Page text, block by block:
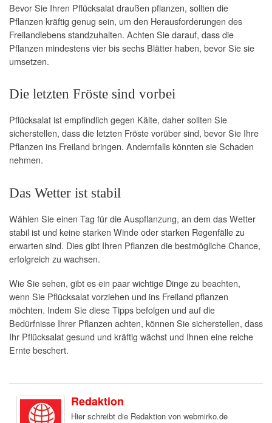
Bevor Sie Ihren Pflücksalat draußen pflanzen, sollten die
Pflanzen kräftig genug sein, um den Herausforderungen des
Freilandlebens standzuhalten. Achten Sie darauf, dass die
Pflanzen mindestens vier bis sechs Blätter haben, bevor Sie sie
umsetzen.
Die letzten Fröste sind vorbei
Pflücksalat ist empfindlich gegen Kälte, daher sollten Sie
sicherstellen, dass die letzten Fröste vorüber sind, bevor Sie Ihre
Pflanzen ins Freiland bringen. Andernfalls könnten sie Schaden
nehmen.
Das Wetter ist stabil
Wählen Sie einen Tag für die Auspflanzung, an dem das Wetter
stabil ist und keine starken Winde oder starken Regenfälle zu
erwarten sind. Dies gibt Ihren Pflanzen die bestmögliche Chance,
erfolgreich zu wachsen.
Wie Sie sehen, gibt es ein paar wichtige Dinge zu beachten,
wenn Sie Pflücksalat vorziehen und ins Freiland pflanzen
möchten. Indem Sie diese Tipps befolgen und auf die
Bedürfnisse Ihrer Pflanzen achten, können Sie sicherstellen, dass
Ihr Pflücksalat gesund und kräftig wächst und Ihnen eine reiche
Ernte beschert.
Redaktion
Hier schreibt die Redaktion von webmirko.de